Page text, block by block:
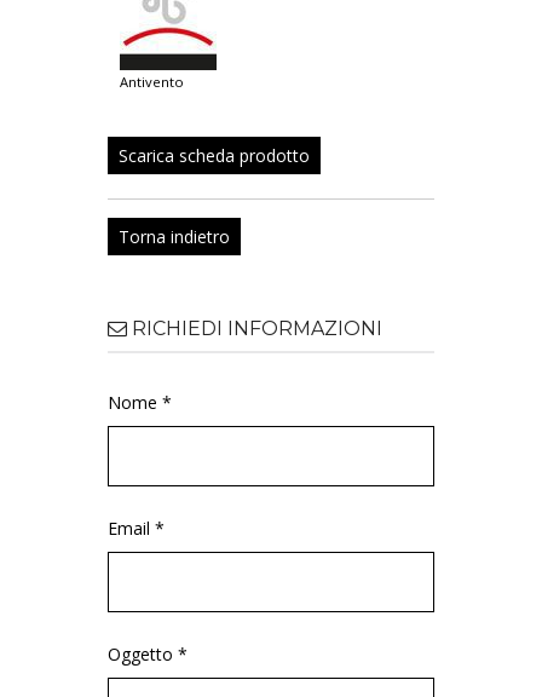
antivento
Scarica scheda prodotto
Torna indietro
RICHIEDI INFORMAZIONI
Nome *
Email *
Oggetto *